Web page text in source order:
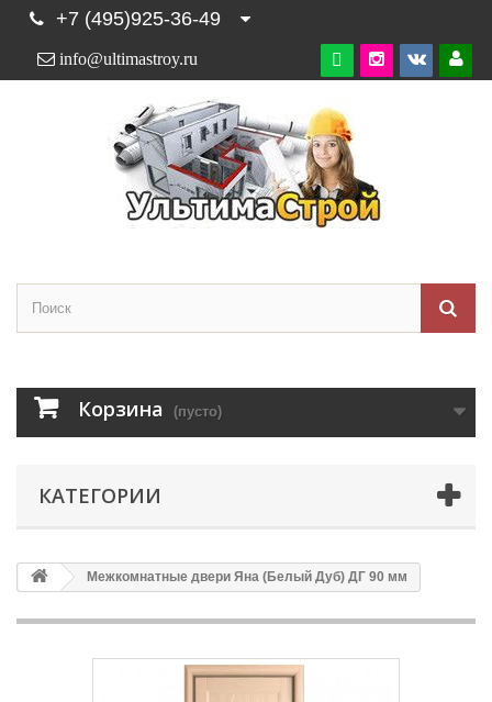
+7 (495)925-36-49

info@ultimastroy.ru
Корзина (пусто)
КАТЕГОРИИ
Межкомнатные двери Яна (Белый Дуб) ДГ 90 мм